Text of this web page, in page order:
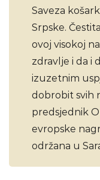
Saveza
Srpske.
ovoj visokoj
zdravlje i da i
izuzetnim
dobrobit svih
predsjednik
evropske
održana u